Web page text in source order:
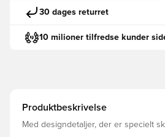
30 dages returret
10 milioner tilfredse kunder
Produktbeskrivelse
Med designdetaljer, der er specielt